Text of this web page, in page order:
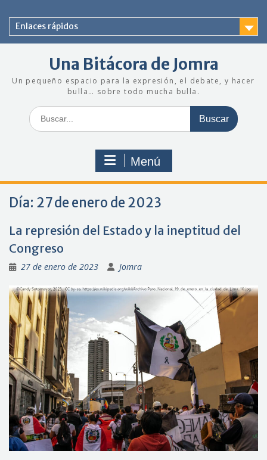
contenido
Enlaces rápidos
Una Bitácora de Jomra
Un pequeño espacio para la expresión, el debate, y hacer
bulla… sobre todo mucha bulla.
Buscar:
Menú
Día: 27 de enero de 2023
La represión del Estado y la ineptitud del
Congreso
27 de enero de 2023 Jomra